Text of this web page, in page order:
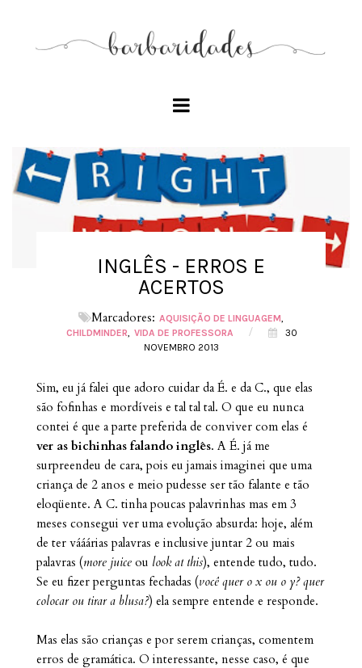
INGLÊS - ERROS E
ACERTOS
Marcadores: AQUISIÇÃO DE LINGUAGEM
CHILDMINDER
VIDA DE PROFESSORA /
30
NOVEMBRO 2013
Sim, eu já falei que adoro cuidar da É. e da C., que elas
são fofinhas e mordíveis e tal tal tal. O que eu nunca
contei é que a parte preferida de conviver com elas é
ver as bichinhas falando inglês. A É. já me
surpreendeu de cara, pois eu jamais imaginei que uma
criança de 2 anos e meio pudesse ser tão falante e tão
eloqüente. A C. tinha poucas palavrinhas mas em 3
meses consegui ver uma evolução absurda: hoje, além
de ter vááárias palavras e inclusive juntar 2 ou mais
palavras (more juice ou look at this), entende tudo, tudo.
Se eu fizer perguntas fechadas (você quer o x ou o y? quer
colocar ou tirar a blusa?) ela sempre entende e responde.
Mas elas são crianças e por serem crianças, comentem
erros de gramática. O interessante, nesse caso, é que